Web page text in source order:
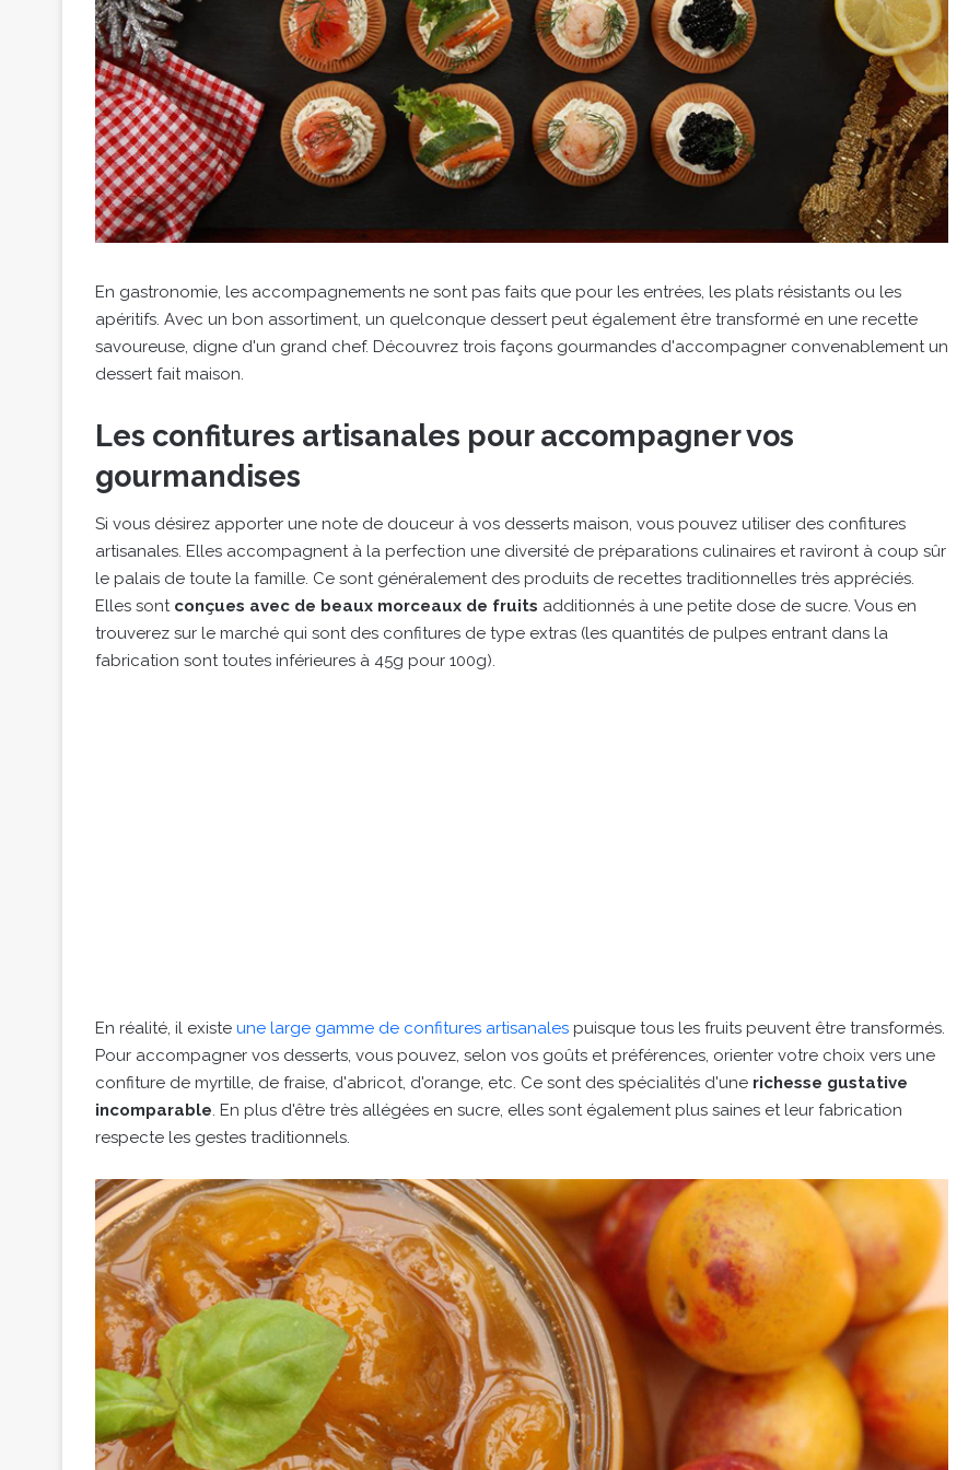
En gastronomie, les accompagnements ne sont pas faits que pour les entrées, les plats résistants ou les
apéritifs. Avec un bon assortiment, un quelconque dessert peut également être transformé en une recette
savoureuse, digne d'un grand chef. Découvrez trois façons gourmandes d'accompagner convenablement un
dessert fait maison.
Les confitures artisanales pour accompagner vos
gourmandises
Si vous désirez apporter une note de douceur à vos desserts maison, vous pouvez utiliser des confitures
artisanales. Elles accompagnent à la perfection une diversité de préparations culinaires et raviront à coup sûr
le palais de toute la famille. Ce sont généralement des produits de recettes traditionnelles très appréciés.
Elles sont conçues avec de beaux morceaux de fruits additionnés à une petite dose de sucre. Vous en
trouverez sur le marché qui sont des confitures de type extras (les quantités de pulpes entrant dans la
fabrication sont toutes inférieures à 45g pour 100g).
En réalité, il existe une large gamme de confitures artisanales puisque tous les fruits peuvent être transformés.
Pour accompagner vos desserts, vous pouvez, selon vos goûts et préférences, orienter votre choix vers une
confiture de myrtille, de fraise, d'abricot, d'orange, etc. Ce sont des spécialités d'une richesse gustative
incomparable. En plus d'être très allégées en sucre, elles sont également plus saines et leur fabrication
respecte les gestes traditionnels.